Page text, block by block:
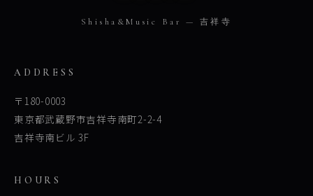
Shisha&Music Bar — 吉祥寺
ADDRESS
〒180-0003
東京都武蔵野市吉祥寺南町2-2-4
吉祥寺南ビル 3F
HOURS